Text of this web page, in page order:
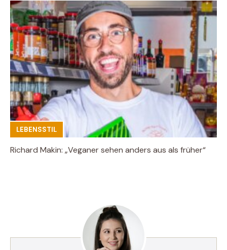
LEBENSSTIL
Richard Makin: „Veganer sehen anders aus als früher“